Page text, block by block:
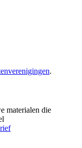
.
materialen die